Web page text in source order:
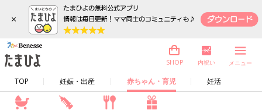
×
TOP 妊娠・出産 赤ちゃん・育児 妊活
SHOP 内祝い メニュー